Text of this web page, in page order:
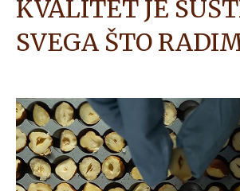
KVALITET JE
SVEGA ŠTO